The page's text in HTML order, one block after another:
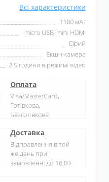
Всі характеристики
1180 мАг
micro USB, mini HDMI
Сірий
Екшн-камера
2.5 години в режимі відео
Оплата
Visa/MasterCard,
Готівкова,
Безготівкова
Доставка
Відправлення в той
же день при
замовленні до 16:00